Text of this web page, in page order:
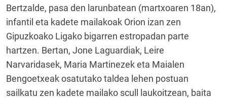
Bertzalde, pasa den larunbatean (martxoaren 18an),
infantil eta kadete mailakoak Orion izan zen
Gipuzkoako Ligako bigarren estropadan parte
hartzen. Bertan, Jone Laguardiak, Leire
Narvaridasek, Maria Martinezek eta Maialen
Bengoetxeak osatutako taldea lehen postuan
sailkatu zen kadete mailako scull laukoitzean, baita